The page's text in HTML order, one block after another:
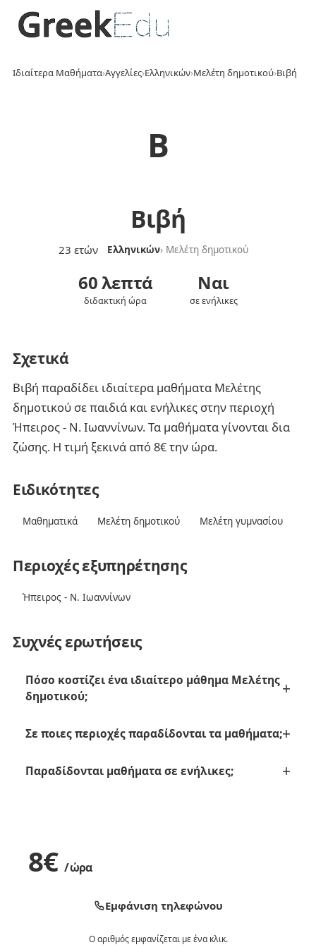
Ιδιαίτερα Μαθήματα›Αγγελίες›Ελληνικών›Μελέτη δημοτικού›Βιβή
Β
Βιβή
23 ετών Ελληνικών› Μελέτη δημοτικού
60 λεπτά
διδακτική ώρα
Ναι
σε ενήλικες
Σχετικά
Βιβή παραδίδει ιδιαίτερα μαθήματα Μελέτης
δημοτικού σε παιδιά και ενήλικες στην περιοχή
Ήπειρος - Ν. Ιωαννίνων. Τα μαθήματα γίνονται δια
ζώσης. Η τιμή ξεκινά από 8€ την ώρα.
Ειδικότητες
Μαθηματικά Μελέτη δημοτικού Μελέτη γυμνασίου
Περιοχές εξυπηρέτησης
Ήπειρος - Ν. Ιωαννίνων
Συχνές ερωτήσεις
Πόσο κοστίζει ένα ιδιαίτερο μάθημα Μελέτης
δημοτικού;
Σε ποιες περιοχές παραδίδονται τα μαθήματα;
Παραδίδονται μαθήματα σε ενήλικες;
8€ / ώρα
Εμφάνιση τηλεφώνου
Ο αριθμός εμφανίζεται με ένα κλικ.